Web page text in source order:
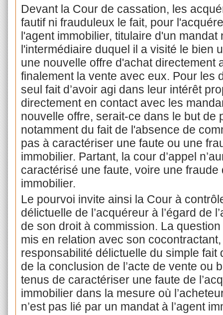
Devant la Cour de cassation, les
fautif ni frauduleux le fait, pour
l'agent immobilier, titulaire d'un
l'intermédiaire duquel il a visité le bien
une nouvelle offre d'achat directement
finalement la vente avec eux. Pour les
seul fait d’avoir agi dans leur intérêt
directement en contact avec les
nouvelle offre, serait-ce dans le but de
notamment du fait de l'absence de
pas à caractériser une faute ou une
immobilier. Partant, la cour d’appel
caractérisé une faute, voire une fraude
immobilier.
Le pourvoi invite ainsi la Cour à
délictuelle de l’acquéreur à l’égard de
de son droit à commission. La
mis en relation avec son
responsabilité délictuelle du simple fait
de la conclusion de l’acte de vente ou
tenus de caractériser une faute de
immobilier dans la mesure où
n’est pas lié par un mandat à l’agent